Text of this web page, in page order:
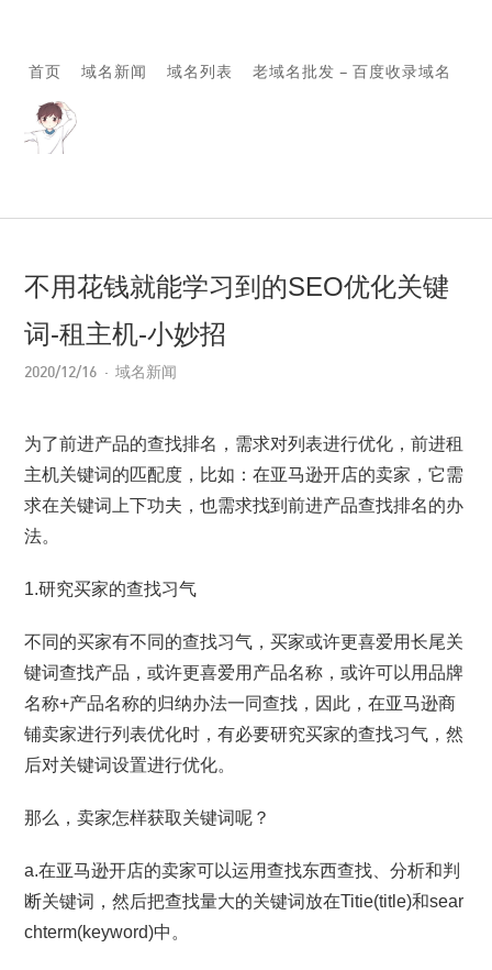
首页 域名新闻 域名列表 老域名批发 – 百度收录域名
不用花钱就能学习到的SEO优化关键
词-租主机-小妙招
2020/12/16 域名新闻
为了前进产品的查找排名，需求对列表进行优化，前进租
主机关键词的匹配度，比如：在亚马逊开店的卖家，它需
求在关键词上下功夫，也需求找到前进产品查找排名的办
法。
1.研究买家的查找习气
不同的买家有不同的查找习气，买家或许更喜爱用长尾关
键词查找产品，或许更喜爱用产品名称，或许可以用品牌
名称+产品名称的归纳办法一同查找，因此，在亚马逊商
铺卖家进行列表优化时，有必要研究买家的查找习气，然
后对关键词设置进行优化。
那么，卖家怎样获取关键词呢？
a.在亚马逊开店的卖家可以运用查找东西查找、分析和判
断关键词，然后把查找量大的关键词放在Titie(title)和sear
chterm(keyword)中。